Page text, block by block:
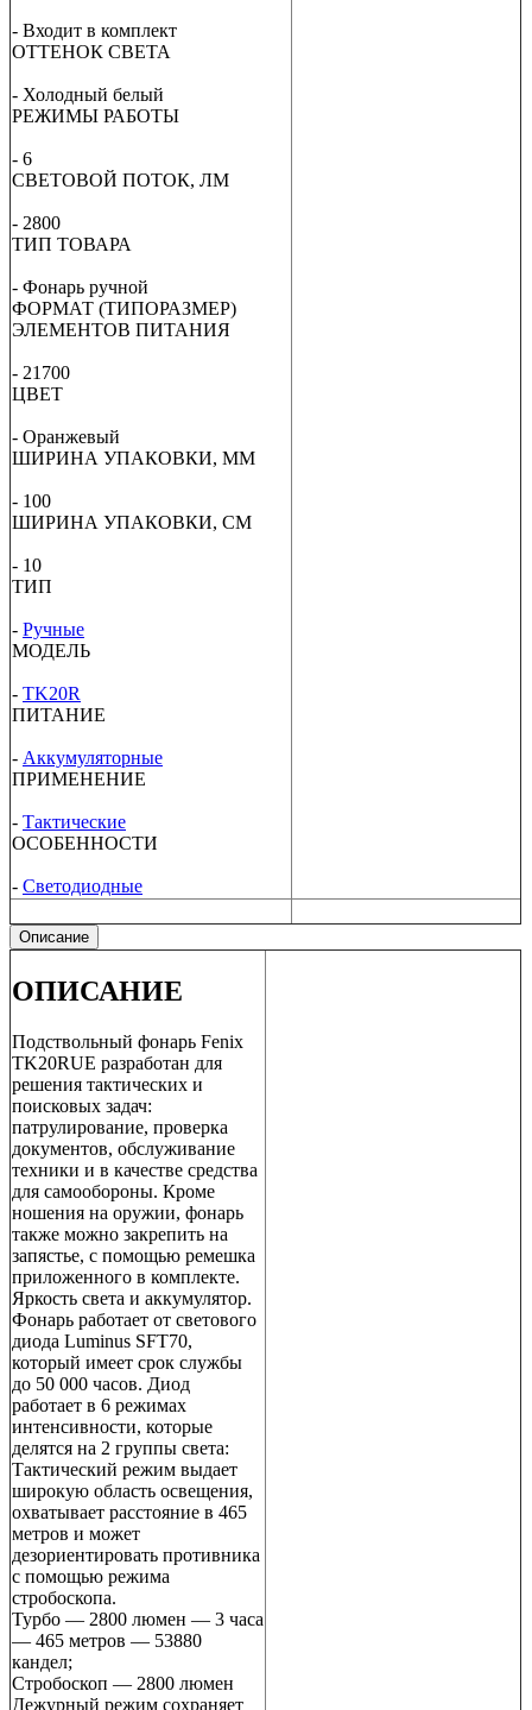
- Входит в комплект
ОТТЕНОК СВЕТА
- Холодный белый
РЕЖИМЫ РАБОТЫ
- 6
СВЕТОВОЙ ПОТОК, ЛМ
- 2800
ТИП ТОВАРА
- Фонарь ручной
ФОРМАТ (ТИПОРАЗМЕР)
ЭЛЕМЕНТОВ ПИТАНИЯ
- 21700
ЦВЕТ
- Оранжевый
ШИРИНА УПАКОВКИ, ММ
- 100
ШИРИНА УПАКОВКИ, СМ
- 10
ТИП
- Ручные
МОДЕЛЬ
- TK20R
ПИТАНИЕ
- Аккумуляторные
ПРИМЕНЕНИЕ
- Тактические
ОСОБЕННОСТИ
- Светодиодные
Описание
ОПИСАНИЕ
Подствольный фонарь Fenix
TK20RUE разработан для
решения тактических и
поисковых задач:
патрулирование, проверка
документов, обслуживание
техники и в качестве средства
для самообороны. Кроме
ношения на оружии, фонарь
также можно закрепить на
запястье, с помощью ремешка
приложенного в комплекте.
Яркость света и аккумулятор.
Фонарь работает от светового
диода Luminus SFT70,
который имеет срок службы
до 50 000 часов. Диод
работает в 6 режимах
интенсивности, которые
делятся на 2 группы света:
Тактический режим выдает
широкую область освещения,
охватывает расстояние в 465
метров и может
дезориентировать противника
с помощью режима
стробоскопа.
Турбо — 2800 люмен — 3 часа
— 465 метров — 53880
кандел;
Стробоскоп — 2800 люмен
Дежурный режим сохраняет